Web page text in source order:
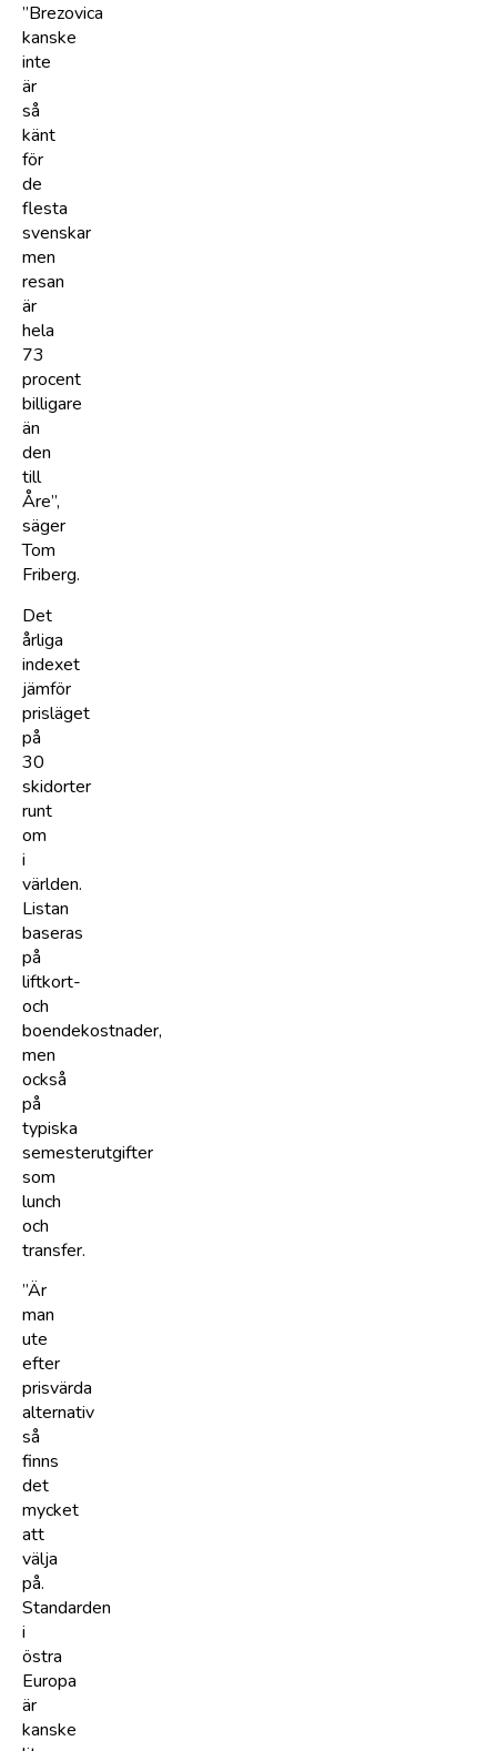
”Brezovica
kanske
inte
är
så
känt
för
de
flesta
svenskar
men
resan
är
hela
73
procent
billigare
än
den
till
Åre”,
säger
Tom
Friberg.
Det
årliga
indexet
jämför
prisläget
på
30
skidorter
runt
om
i
världen.
Listan
baseras
på
liftkort-
och
boendekostnader,
men
också
på
typiska
semesterutgifter
som
lunch
och
transfer.
”Är
man
ute
efter
prisvärda
alternativ
så
finns
det
mycket
att
välja
på.
Standarden
i
östra
Europa
är
kanske